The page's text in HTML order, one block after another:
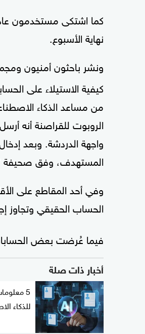
كما اشتكى مستخدمون
نهاية الأسبوع.
ونشر باحثون أمنيون
كيفية الاستيلاء على
من مساعد الذكاء
الروبوت للقراصنة أنه
واجهة الدردشة. وبعد
المستهدف، وفق صحيفة
وفي أحد المقاطع على
الحساب الحقيقي وتجاوز
فيما عُرضت بعض
أخبار ذات صلة
5
للذكاء